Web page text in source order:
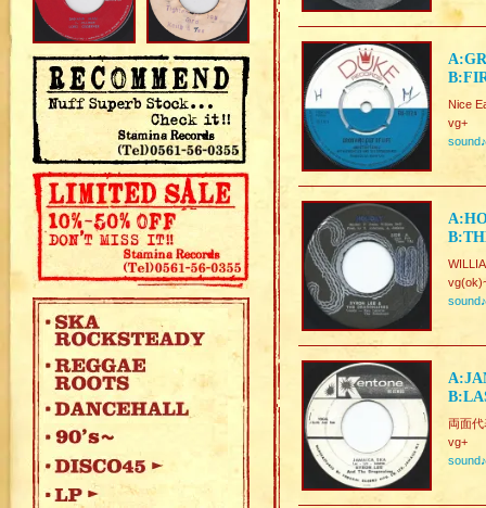
Nice
vg+
sound♪
sound♪
両面
vg+
sound♪